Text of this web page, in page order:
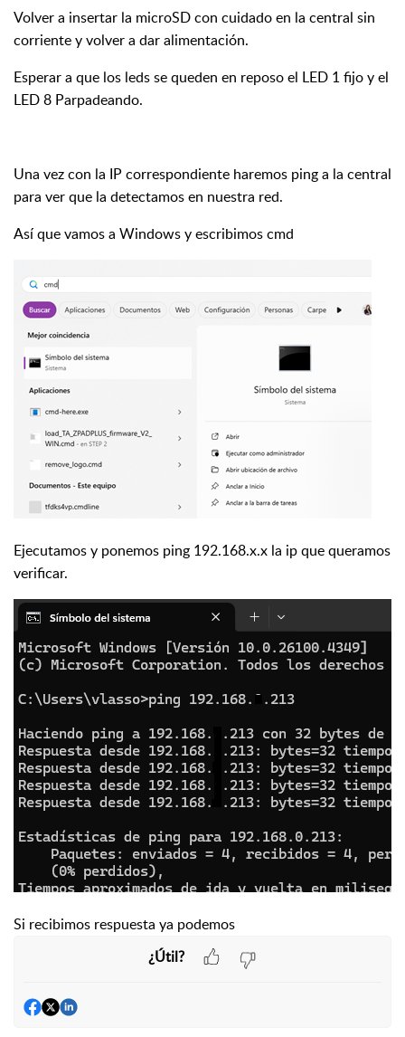
Volver a insertar la microSD con cuidado en la central sin
corriente y volver a dar alimentación.
Esperar a que los leds se queden en reposo el LED 1 fijo y el
LED 8 Parpadeando.
Una vez con la IP correspondiente haremos ping a la central
para ver que la detectamos en nuestra red.
Así que vamos a Windows y escribimos cmd
Ejecutamos y ponemos ping 192.168.x.x la ip que queramos
verificar.
Si recibimos respuesta ya podemos
¿Útil?